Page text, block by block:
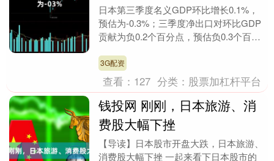
日本第三季度名义GDP环比增长0.1%，
预估为-0.3%；三季度净出口对环比GDP
贡献为负0.2个百分点，预估负0.3个百分
3G配资
查看： 127 分类： 股票加杠杆平台
钱投网 刚刚，日本旅游、消
费股大幅下挫
【导读】日本股市开盘大跌，日本旅游、
消费股大幅下挫 一起来看下日本股市的